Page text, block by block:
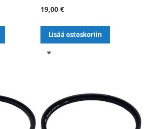
19,00 €
Lisää ostoskoriin